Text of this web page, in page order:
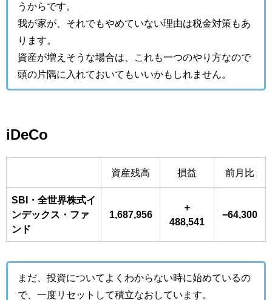
うからです。
我が家が、それでもやめていない理由は税金対策もあ
ります。
資産が増えそうな場合は、これも一つのやり方なので
頭の片隅に入れておいてもいいかもしれません。
iDeCo
資産残高 損益 前月比
SBI・全世界株式イ
ンデックス・ファ
ンド
1,687,956
＋
488,541
−64,300
まだ、投資についてよくわからない時に始めているの
で、一度リセットして積立なおしています。